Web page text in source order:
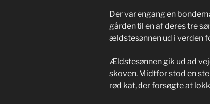
Der var engang en
gården til en af deres tre
ældstesønnen ud i verden
Ældstesønnen gik ud ad
skoven. Midtfor stod en
rød kat, der forsøgte at